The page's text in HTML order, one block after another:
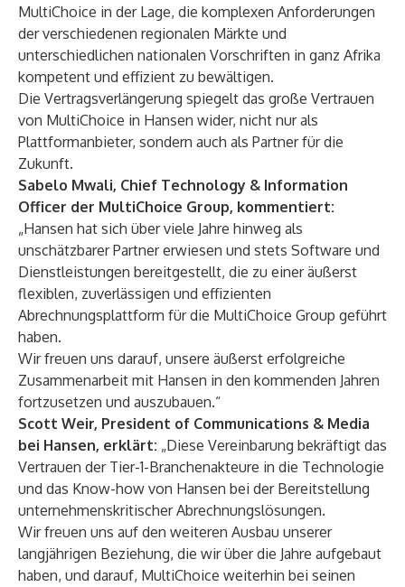
MultiChoice in der Lage, die komplexen Anforderungen
der verschiedenen regionalen Märkte und
unterschiedlichen nationalen Vorschriften in ganz Afrika
kompetent und effizient zu bewältigen.
Die Vertragsverlängerung spiegelt das große Vertrauen
von MultiChoice in Hansen wider, nicht nur als
Plattformanbieter, sondern auch als Partner für die
Zukunft.
Sabelo Mwali, Chief Technology & Information
Officer der MultiChoice Group, kommentiert:
„Hansen hat sich über viele Jahre hinweg als
unschätzbarer Partner erwiesen und stets Software und
Dienstleistungen bereitgestellt, die zu einer äußerst
flexiblen, zuverlässigen und effizienten
Abrechnungsplattform für die MultiChoice Group geführt
haben.
Wir freuen uns darauf, unsere äußerst erfolgreiche
Zusammenarbeit mit Hansen in den kommenden Jahren
fortzusetzen und auszubauen.“
Scott Weir, President of Communications & Media
bei Hansen, erklärt: „Diese Vereinbarung bekräftigt das
Vertrauen der Tier-1-Branchenakteure in die Technologie
und das Know-how von Hansen bei der Bereitstellung
unternehmenskritischer Abrechnungslösungen.
Wir freuen uns auf den weiteren Ausbau unserer
langjährigen Beziehung, die wir über die Jahre aufgebaut
haben, und darauf, MultiChoice weiterhin bei seinen